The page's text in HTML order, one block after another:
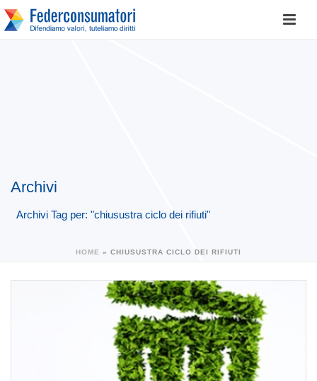
Archivi
Archivi Tag per: "chiusustra ciclo dei rifiuti"
HOME » CHIUSUSTRA CICLO DEI RIFIUTI